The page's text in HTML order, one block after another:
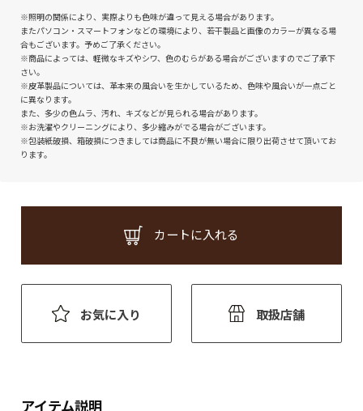
※照明の関係により、実際よりも色味が違って見える場合があります。
またパソコン・スマートフォンなどの環境により、若干製品と画像のカラーが異なる場
合もございます。予めご了承ください。
※商品によっては、軽微なキズやシワ、色のむらがある場合がございますのでご了承下
さい。
※皮革製品については、革本来の風合いを生かしているため、色味や風合いが一点ごと
に異なります。
また、多少の色ムラ、汚れ、キズなどが見られる場合があります。
※お洗濯やクリーニングにより、多少縮みがでる場合がございます。
※包装紙破損、箱破損につきましては商品に不良が無い場合に限り出荷させて頂いてお
ります。
カートに入れる
お気に入り 取扱店舗
アイテム説明